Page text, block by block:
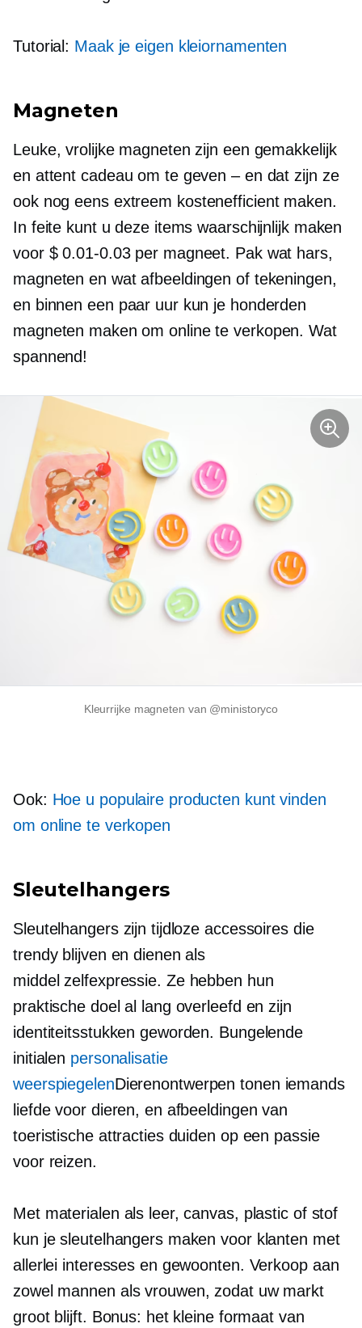
Tutorial: Maak je eigen kleiornamenten
Magneten
Leuke, vrolijke magneten zijn een gemakkelijk
en attent cadeau om te geven – en dat zijn ze
ook nog eens extreem kostenefficientmaken.
In feite kunt u deze items waarschijnlijk maken
voor $ 0.01-0.03per magneet. Pak wat hars,
magneten en wat afbeeldingen of tekeningen,
en binnen een paar uur kun je honderden
magneten maken om online te verkopen. Wat
spannend!
Kleurrijke magneten van @ministoryco
Ook: Hoe u populaire producten kunt vinden
om online te verkopen
Sleutelhangers
Sleutelhangers zijn tijdloze accessoires die
trendy blijven en dienen als
middel zelfexpressie. Ze hebben hun
praktische doel al lang overleefd en zijn
identiteitsstukken geworden. Bungelende
initialen personalisatie
weerspiegelenDierenontwerpen tonen iemands
liefde voor dieren, en afbeeldingen van
toeristische attracties duiden op een passie
voor reizen.
Met materialen als leer, canvas, plastic of stof
kun je sleutelhangers maken voor klanten met
allerlei interesses en gewoonten. Verkoop aan
zowel mannen als vrouwen, zodat uw markt
groot blijft. Bonus: het kleine formaat van